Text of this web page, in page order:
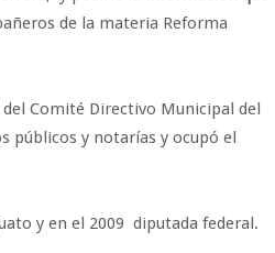
de la materia Reforma
Comité Directivo Municipal del
públicos y notarías y ocupó el
y en el 2009 diputada federal.